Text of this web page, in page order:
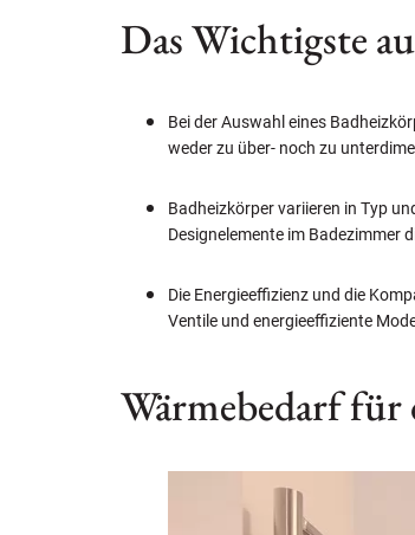
Das Wichtigste
Bei der Auswahl eines
weder zu über- noch zu
Badheizkörper variieren in Typ
Designelemente im Badezimmer
Die Energieeffizienz und die
Ventile und energieeffiziente
Wärmebedarf für